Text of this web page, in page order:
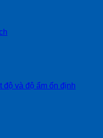
độ và độ ẩm ổn định